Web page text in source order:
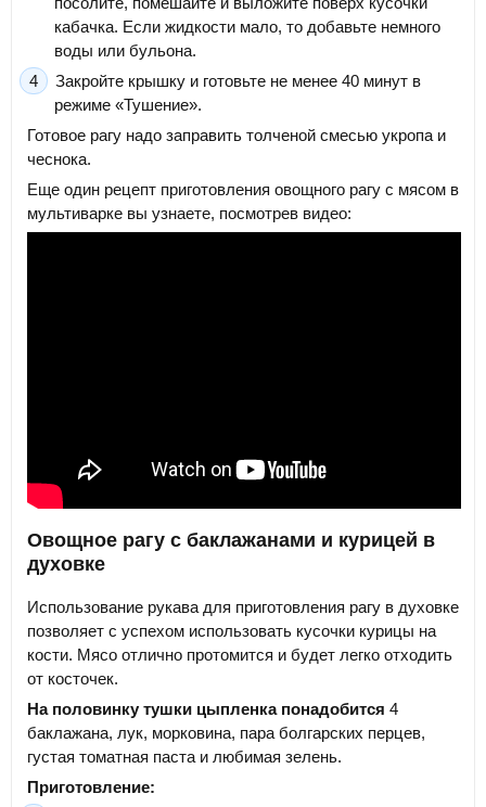
кабачка. Если жидкости мало, то добавьте немного
воды или бульона.
Закройте крышку и готовьте не менее 40 минут в
режиме «Тушение».
Готовое рагу надо заправить толченой смесью укропа и
чеснока.
Еще один рецепт приготовления овощного рагу с мясом в
мультиварке вы узнаете, посмотрев видео:
Овощное рагу с баклажанами и курицей в
духовке
Использование рукава для приготовления рагу в духовке
позволяет с успехом использовать кусочки курицы на
кости. Мясо отлично протомится и будет легко отходить
от косточек.
На половинку тушки цыпленка понадобится 4
баклажана, лук, морковина, пара болгарских перцев,
густая томатная паста и любимая зелень.
Приготовление: